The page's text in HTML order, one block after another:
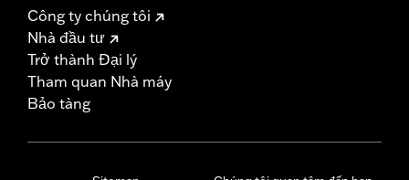
Công ty chúng tôi
Nhà đầu tư
Trở thành Đại lý
Tham quan Nhà máy
Bảo tàng